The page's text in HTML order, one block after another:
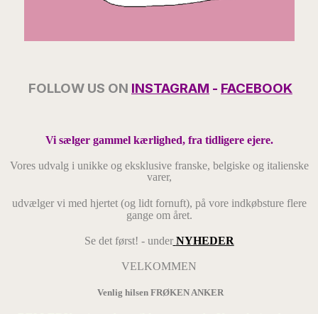
FOLLOW US ON INSTAGRAM - FACEBOOK
Vi sælger gammel kærlighed, fra tidligere ejere.
Vores udvalg i unikke og eksklusive franske, belgiske og italienske
varer,
udvælger vi med hjertet (og lidt fornuft), på vore indkøbsture flere
gange om året.
Se det først! - under NYHEDER
VELKOMMEN
Venlig hilsen FRØKEN ANKER